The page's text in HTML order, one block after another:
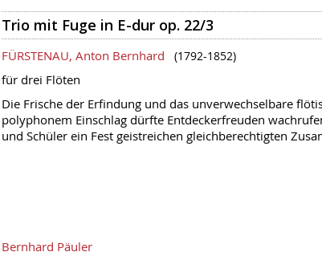
Trio mit Fuge in E-dur op. 22/3
FÜRSTENAU, Anton Bernhard (1792-1852)
für drei Flöten
Die Frische der Erfindung und das unverwechselbare
polyphonem Einschlag dürfte Entdeckerfreuden
und Schüler ein Fest geistreichen gleichberechtigten
Bernhard Päuler